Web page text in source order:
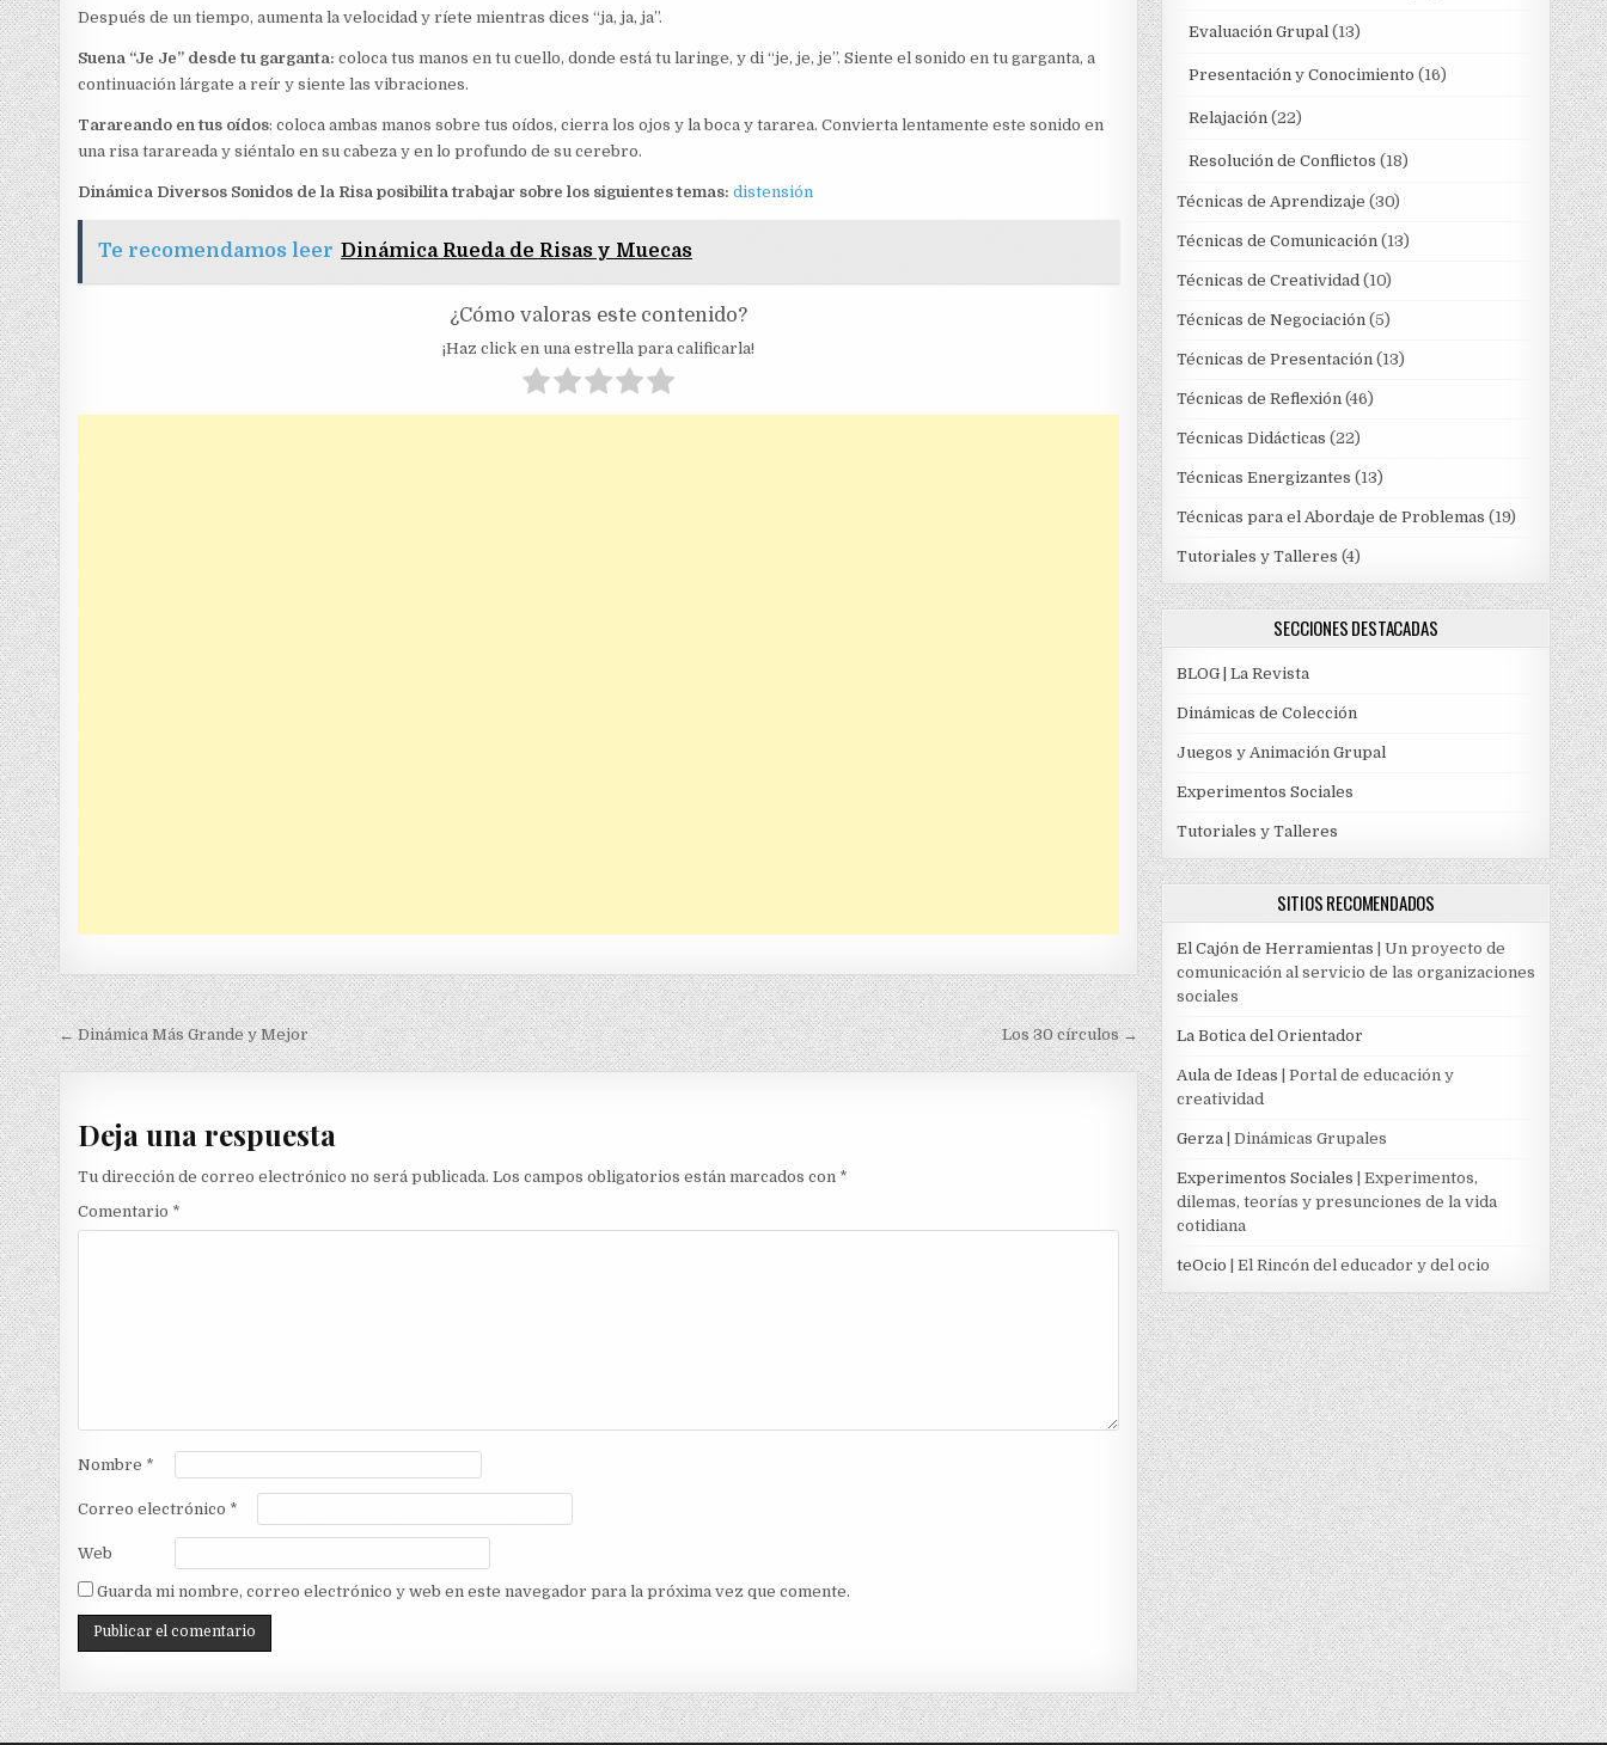
Después de un tiempo, aumenta la velocidad y ríete mientras dices “ja, ja, ja”.
Suena “Je Je” desde tu garganta: coloca tus manos en tu cuello, donde está tu laringe, y di “je, je, je”. Siente el sonido en tu garganta, a
continuación lárgate a reír y siente las vibraciones.
Tarareando en tus oídos: coloca ambas manos sobre tus oídos, cierra los ojos y la boca y tararea. Convierta lentamente este sonido en
una risa tarareada y siéntalo en su cabeza y en lo profundo de su cerebro.
Dinámica Diversos Sonidos de la Risa posibilita trabajar sobre los siguientes temas: distensión
Te recomendamos leer Dinámica Rueda de Risas y Muecas
¿Cómo valoras este contenido?
¡Haz click en una estrella para calificarla!
Navegación
de
entradas
← Dinámica Más Grande y Mejor Los 30 círculos →
Deja una respuesta
Tu dirección de correo electrónico no será publicada. Los campos obligatorios están marcados con *
Comentario *
Nombre *
Correo electrónico *
Web
Guarda mi nombre, correo electrónico y web en este navegador para la próxima vez que comente.
Evaluación Grupal(13)
Presentación y Conocimiento (16)
Relajación(22)
Resolución de Conflictos (18)
Técnicas de Aprendizaje (30)
Técnicas de Comunicación(13)
Técnicas de Creatividad(10)
Técnicas de Negociación(5)
Técnicas de Presentación(13)
Técnicas de Reflexión(46)
Técnicas Didácticas (22)
Técnicas Energizantes (13)
Técnicas para el Abordaje de Problemas (19)
Tutoriales y Talleres (4)
SECCIONES DESTACADAS
BLOG | La Revista
Dinámicas de Colección
Juegos y Animación Grupal
Experimentos Sociales
Tutoriales y Talleres
SITIOS RECOMENDADOS
El Cajón de Herramientas | Un proyecto de
comunicación al servicio de las organizaciones
sociales
La Botica del Orientador
Aula de Ideas | Portal de educación y
creatividad
Gerza| Dinámicas Grupales
Experimentos Sociales | Experimentos,
dilemas, teorías y presunciones de la vida
cotidiana
teOcio | El Rincón del educador y del ocio